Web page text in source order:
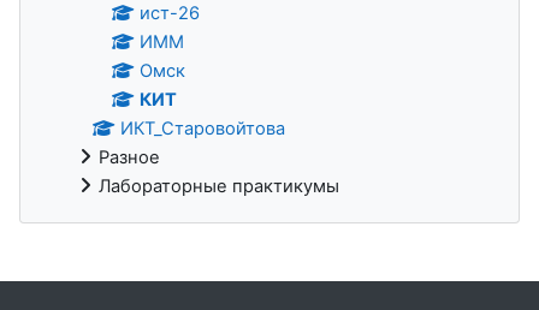
ист-26
ИММ
Омск
КИТ
ИКТ_Старовойтова
Разное
Лабораторные практикумы
Supplementary blocks